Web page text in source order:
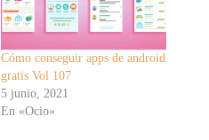
Cómo conseguir apps de android
gratis Vol 107
5 junio, 2021
En «Ocio»